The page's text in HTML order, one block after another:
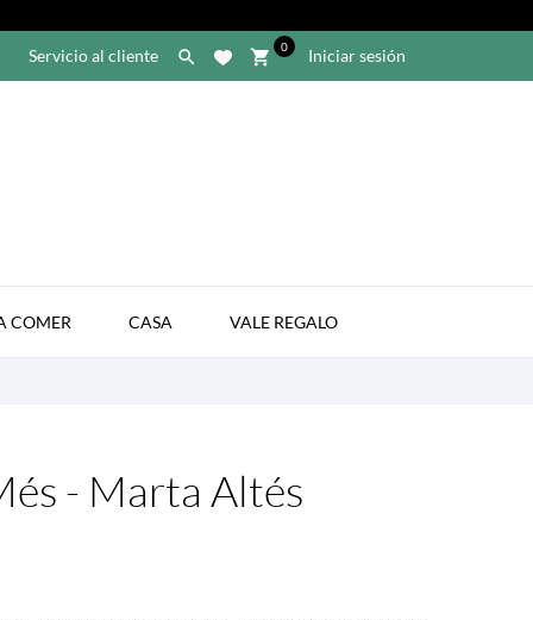
Servicio al cliente  shopping_cart 0 Iniciar sesión
COMER CASA VALE REGALO
- Marta Altés